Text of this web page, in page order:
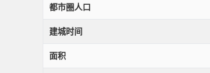
都市圈人口
建城时间
面积